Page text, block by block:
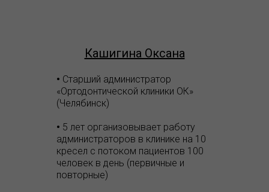
Кашигина Оксана
• Старший администратор
«Ортодонтической клиники ОК»
(Челябинск)
• 5 лет организовывает работу
администраторов в клинике на 10
кресел с потоком пациентов 100
человек в день (первичные и
повторные)